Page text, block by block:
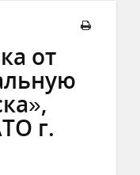
от
г.